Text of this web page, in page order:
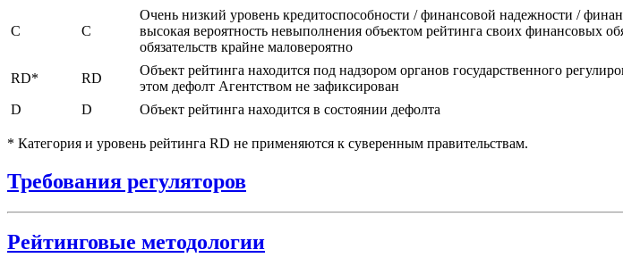
C C
Очень низкий уровень кредитоспособности / финансовой надежности /
высокая вероятность невыполнения объектом рейтинга своих финансовых
обязательств крайне маловероятно
RD* RD
Объект рейтинга находится под надзором органов государственного
этом дефолт Агентством не зафиксирован
D
D Объект рейтинга находится в состоянии дефолта
* Категория и уровень рейтинга RD не применяются к суверенным правительствам.
Требования регуляторов
Рейтинговые методологии